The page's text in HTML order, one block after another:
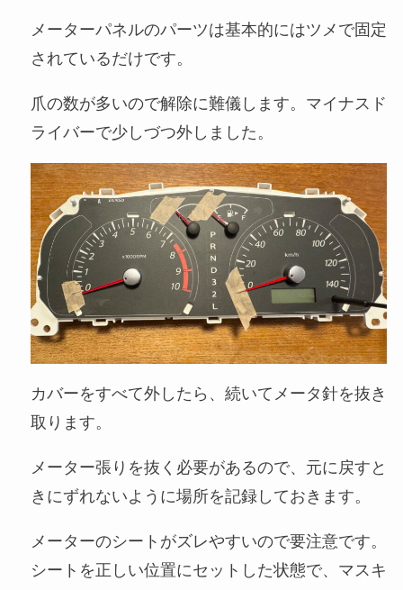
メーターパネルのパーツは基本的にはツメで固定
されているだけです。
爪の数が多いので解除に難儀します。マイナスド
ライバーで少しづつ外しました。
カバーをすべて外したら、続いてメータ針を抜き
取ります。
メーター張りを抜く必要があるので、元に戻すと
きにずれないように場所を記録しておきます。
メーターのシートがズレやすいので要注意です。
シートを正しい位置にセットした状態で、マスキ